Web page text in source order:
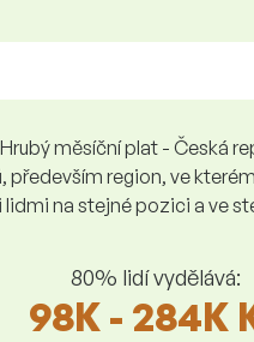
Hrubý měsíční plat - Česká
region, ve
na stejné pozici a ve
80% lidí vydělává:
98K - 284K